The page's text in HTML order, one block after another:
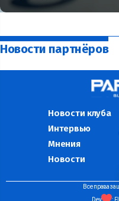
Новости партнёров
Новости клуба
Интервью
Мнения
Новости
Все права
Dev
: